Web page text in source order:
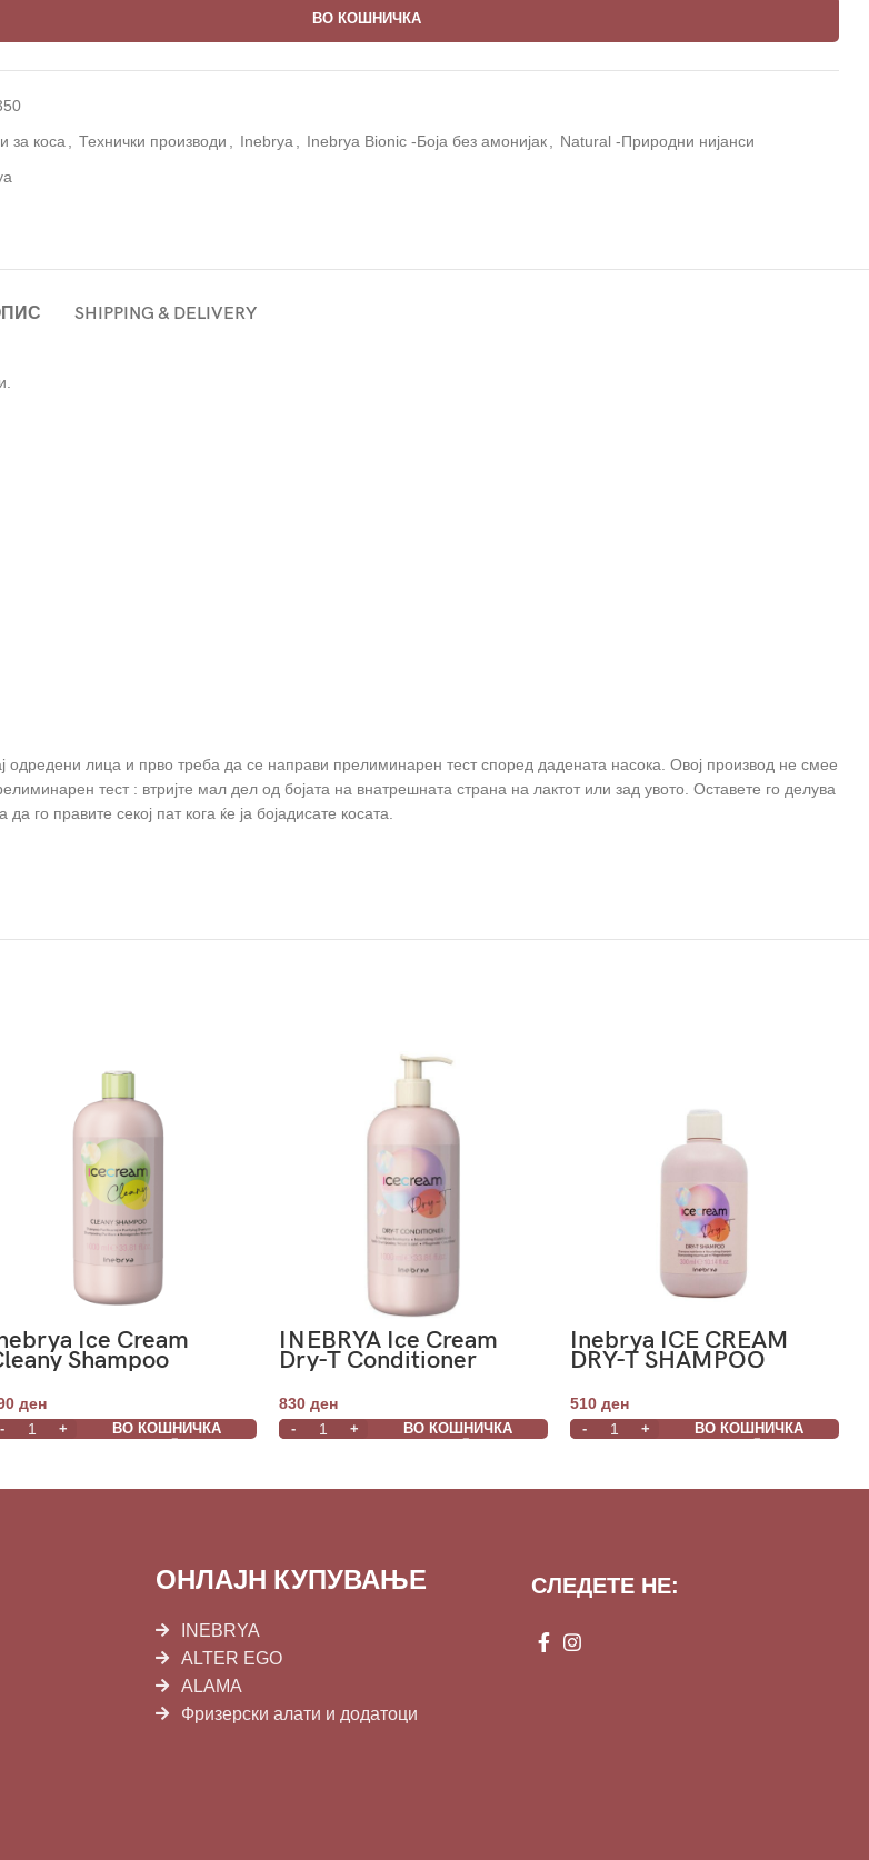
ВО КОШНИЧКА
за коса Технички производи Inebrya Inebrya Bionic -Боја без амонијак
Natural -Природни нијанси
SHIPPING & DELIVERY
одредени лица и прво треба да се направи прелиминарен тест според дадената насока. Овој производ не смее
тест : втријте мал дел од бојата на внатрешната страна на лактот или зад увото. Оставете го делува
го правите секој пат кога ќе ја бојадисате косата.
Ice Cream
Shampoo
1000ml
ден
ВО КОШНИЧКА
INEBRYA Ice Cream
Dry-T Conditioner
1000ml
830 ден
ВО КОШНИЧКА
Inebrya ICE CREAM
DRY-T SHAMPOO
510 ден
ВО КОШНИЧКА
ОНЛАЈН КУПУВАЊЕ
INEBRYA
ALTER EGO
ALAMA
Фризерски алати и додатоци
СЛЕДЕТЕ НЕ: